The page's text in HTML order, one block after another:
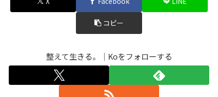
コピー
整えて生きる。｜Koをフォローする